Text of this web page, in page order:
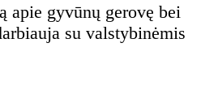
apie gyvūnų gerovę bei
su valstybinėmis